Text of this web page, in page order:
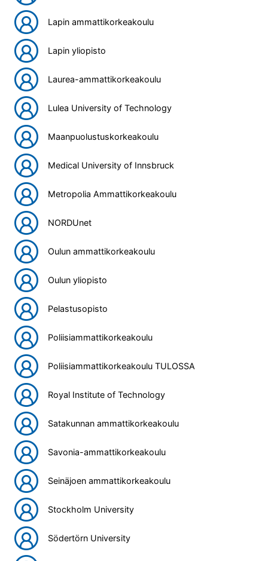
Lapin ammattikorkeakoulu
Lapin yliopisto
Laurea-ammattikorkeakoulu
Lulea University of Technology
Maanpuolustuskorkeakoulu
Medical University of Innsbruck
Metropolia Ammattikorkeakoulu
NORDUnet
Oulun ammattikorkeakoulu
Oulun yliopisto
Pelastusopisto
Poliisiammattikorkeakoulu
Poliisiammattikorkeakoulu TULOSSA
Royal Institute of Technology
Satakunnan ammattikorkeakoulu
Savonia-ammattikorkeakoulu
Seinäjoen ammattikorkeakoulu
Stockholm University
Södertörn University